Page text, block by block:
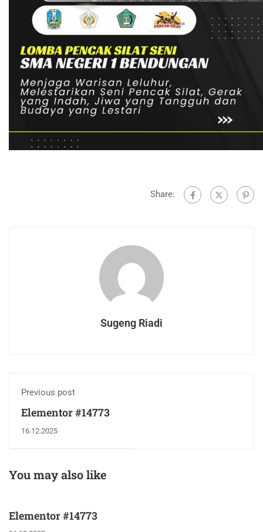
Share:
Sugeng Riadi
Previous post
Elementor #14773
16.12.2025
You may also like
Elementor #14773